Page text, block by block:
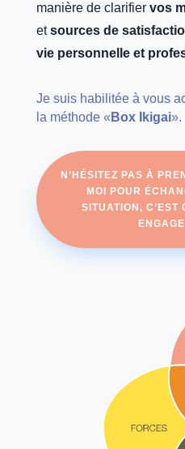
manière de clarifier vos
etsources de
vie personnelle et
Je suis habilitée à vous
la méthode « Box Ikigai».
N’HÉSITEZ PAS À
MOI POUR
SITUATION, C’EST